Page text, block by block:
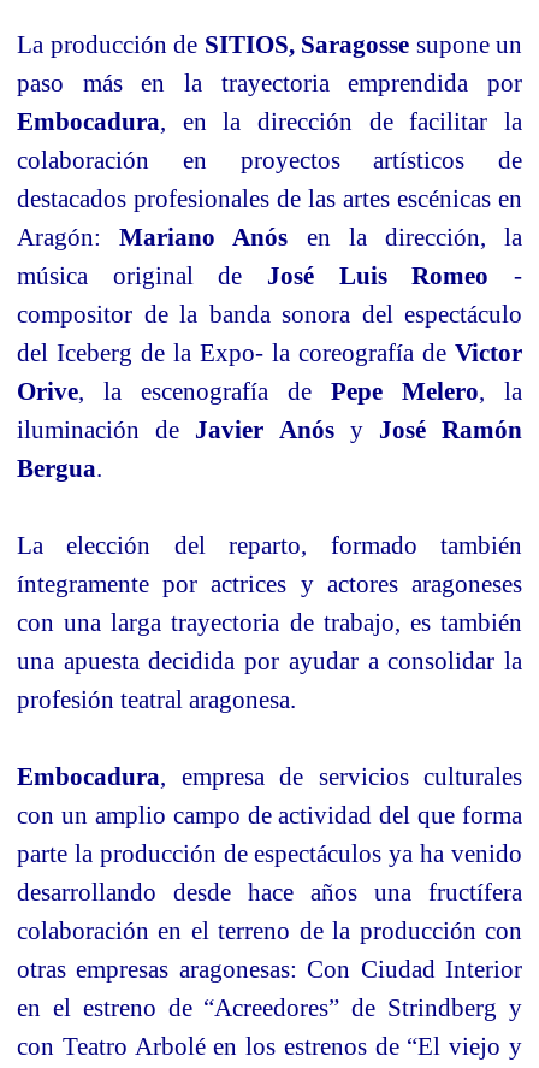
La producción de SITIOS, Saragosse supone un
paso más en la trayectoria emprendida por
Embocadura, en la dirección de facilitar la
colaboración en proyectos artísticos de
destacados profesionales de las artes escénicas en
Aragón:Mariano Anós en la dirección, la
música original de José Luis Romeo -
compositor de la banda sonora del espectáculo
del Iceberg de la Expo- la coreografía de Victor
Orive, la escenografía de Pepe Melero, la
iluminación de Javier Anósy José Ramón
Bergua.
La elección del reparto, formado también
íntegramente por actrices y actores aragoneses
con una larga trayectoria de trabajo, es también
una apuesta decidida por ayudar a consolidar la
profesión teatral aragonesa.
Embocadura, empresa de servicios culturales
con un amplio campo de actividad del que forma
parte la producción de espectáculos ya ha venido
desarrollando desde hace años una fructífera
colaboración en el terreno de la producción con
otras empresas aragonesas: Con Ciudad Interior
en el estreno de “Acreedores” de Strindberg y
con Teatro Arbolé en los estrenos de “El viejo y